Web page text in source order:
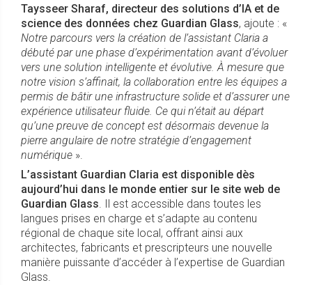
Taysseer Sharaf, directeur des solutions d’IA et de
science des données chez Guardian Glass, ajoute : «
Notre parcours vers la création de l’assistant Claria a
débuté par une phase d’expérimentation avant d’évoluer
vers une solution intelligente et évolutive. À mesure que
notre vision s’affinait, la collaboration entre les équipes a
permis de bâtir une infrastructure solide et d’assurer une
expérience utilisateur fluide. Ce qui n’était au départ
qu’une preuve de concept est désormais devenue la
pierre angulaire de notre stratégie d’engagement
numérique ».
L’assistant Guardian Claria est disponible dès
aujourd’hui dans le monde entier sur le site web de
Guardian Glass. Il est accessible dans toutes les
langues prises en charge et s’adapte au contenu
régional de chaque site local, offrant ainsi aux
architectes, fabricants et prescripteurs une nouvelle
manière puissante d’accéder à l’expertise de Guardian
Glass.